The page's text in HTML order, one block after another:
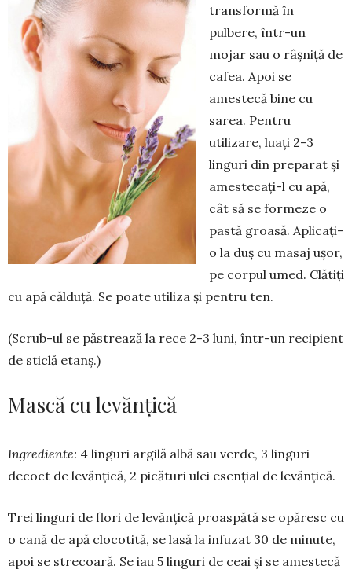
transformă în
pulbere, într-un
mojar sau o râş­niţă de
cafea. Apoi se
amestecă bine cu
sarea. Pentru
utilizare, luați 2-3
linguri din preparat și
amestecați-l cu apă,
cât să se formeze o
pastă groasă. Aplicaţi-
o la duș cu masaj ușor,
pe cor­pul umed. Clătiţi
cu apă călduţă. Se poate utiliza și pentru ten.
(Scrub-ul se păstrează la rece 2-3 luni, într-un recipient
de sticlă etanş.)
Mască cu levănțică
Ingrediente: 4 linguri argilă albă sau verde, 3 linguri
decoct de levăn­țică, 2 picături ulei esențial de le­vănțică.
Trei linguri de flori de levănțică proas­pătă se opă­resc cu
o cană de apă clocotită, se lasă la infuzat 30 de mi­nute,
apoi se strecoară. Se iau 5 linguri de ceai și se ames­tecă